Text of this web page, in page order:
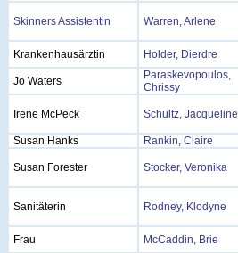
Skinners Assistentin Warren, Arlene
Krankenhausärztin Holder, Dierdre
Jo Waters
Paraskevopoulos,
Chrissy
Irene McPeck Schultz, Jacqueline
Susan Hanks Rankin, Claire
Susan Forester Stocker, Veronika
Sanitäterin Rodney, Klodyne
Frau McCaddin, Brie